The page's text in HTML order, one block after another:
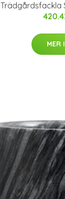
Trädgårdsfackla
MER